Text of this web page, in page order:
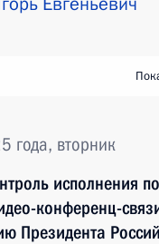
года, вторник
исполнения
конференц-
Президента